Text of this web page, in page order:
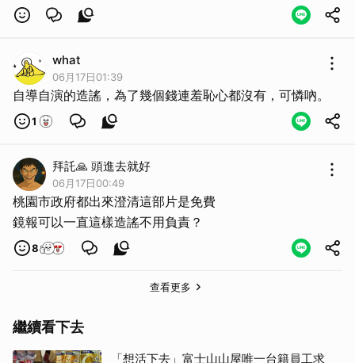
what
06月17日01:39
自導自演的造謠，為了幾個錢連羞恥心都沒有，可憐吶。
1
拜託🙏 頭進去就好
06月17日00:49
桃園市政府都出來澄清這部片是免費
鏡報可以一直這樣造謠不用負責？
8
查看更多
繼續看下去
「想活下去」富士山山屋唯一台籍員工求